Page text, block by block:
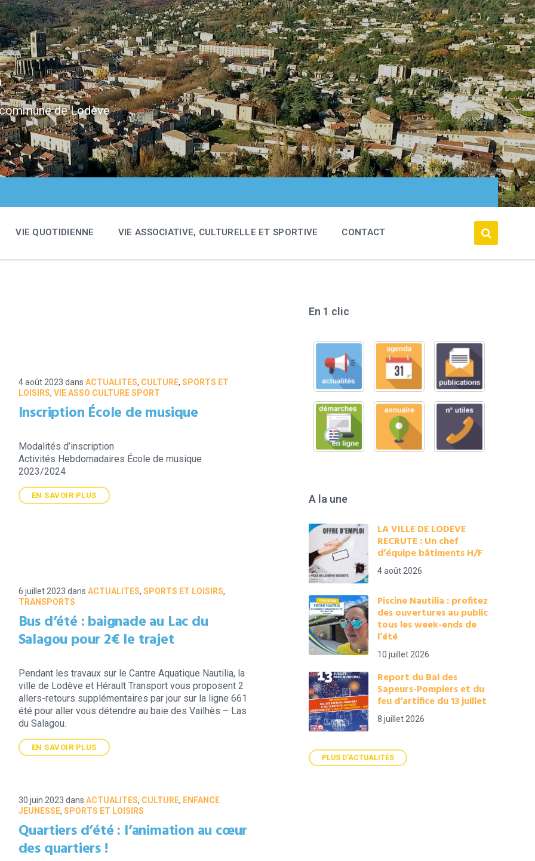
de Lodève
VIE QUOTIDIENNE VIE ASSOCIATIVE, CULTURELLE ET SPORTIVE CONTACT
4 août 2023 dans ACTUALITES, CULTURE, SPORTS ET
LOISIRS, VIE ASSO CULTURE SPORT
Inscription École de musique
Modalités d’inscription
Activités Hebdomadaires École de musique
2023/2024
EN SAVOIR PLUS
6 juillet 2023 dans ACTUALITES, SPORTS ET LOISIRS,
TRANSPORTS
Bus d’été : baignade au Lac du
Salagou pour 2€ le trajet
Pendant les travaux sur le Cantre Aquatique Nautilia, la
ville de Lodève et Hérault Transport vous proposent 2
allers-retours supplémentaires par jour sur la ligne 661
été pour aller vous détendre au baie des Vailhès – Las
du Salagou.
EN SAVOIR PLUS
30 juin 2023 dans ACTUALITES, CULTURE, ENFANCE
JEUNESSE, SPORTS ET LOISIRS
Quartiers d’été : l’animation au cœur
des quartiers !
En 1 clic
A la une
LA VILLE DE LODEVE
RECRUTE : Un chef
d’équipe bâtiments H/F
4 août 2026
Piscine Nautilia : profitez
des ouvertures au public
tous les week-ends de
l’été
10 juillet 2026
Report du Bal des
Sapeurs-Pompiers et du
feu d’artifice du 13 juillet
8 juillet 2026
PLUS D'ACTUALITÉS